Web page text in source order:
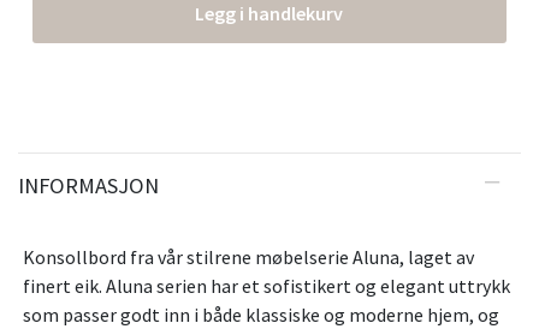
Legg i handlekurv
INFORMASJON
Konsollbord fra vår stilrene møbelserie Aluna, laget av
finert eik. Aluna serien har et sofistikert og elegant uttrykk
som passer godt inn i både klassiske og moderne hjem, og